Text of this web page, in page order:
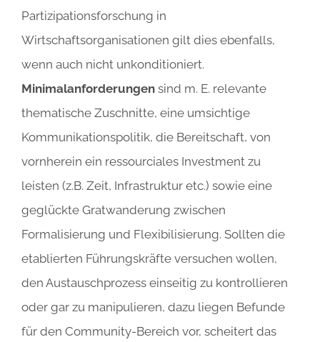
Partizipationsforschung in
Wirtschaftsorganisationen gilt dies ebenfalls,
wenn auch nicht unkonditioniert.
Minimalanforderungen sind m. E. relevante
thematische Zuschnitte, eine umsichtige
Kommunikationspolitik, die Bereitschaft, von
vornherein ein ressourciales Investment zu
leisten (z.B. Zeit, Infrastruktur etc.) sowie eine
geglückte Gratwanderung zwischen
Formalisierung und Flexibilisierung. Sollten die
etablierten Führungskräfte versuchen wollen,
den Austauschprozess einseitig zu kontrollieren
oder gar zu manipulieren, dazu liegen Befunde
für den Community-Bereich vor, scheitert das